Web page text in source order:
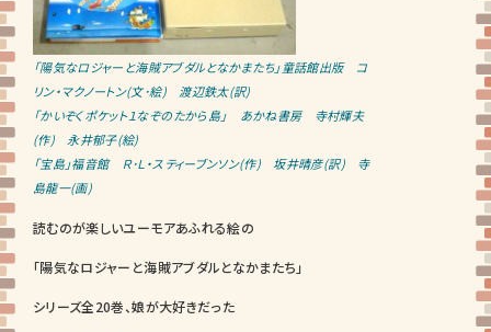
「陽気なロジャーと海賊アブダルとなかまたち」童話館出版 コ
リン・マクノートン(文･絵) 渡辺鉄太(訳)
「かいぞくポケット１なぞのたから島」 あかね書房 寺村輝夫
(作) 永井郁子(絵)
「宝島」福音館 Ｒ･Ｌ・スティーブンソン(作) 坂井晴彦(訳) 寺
島龍一(画)
読むのが楽しいユーモアあふれる絵の
「陽気なロジャーと海賊アブダルとなかまたち」
シリーズ全20巻、娘が大好きだった